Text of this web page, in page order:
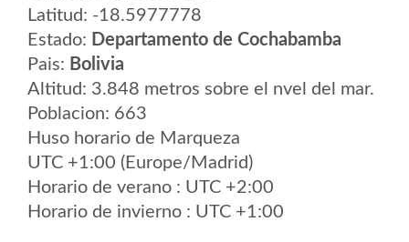
Latitud: -18.5977778
Estado: Departamento de Cochabamba
Pais: Bolivia
Altitud: 3.848 metros sobre el nvel del mar.
Poblacion: 663
Huso horario de Marqueza
UTC +1:00 (Europe/Madrid)
Horario de verano : UTC +2:00
Horario de invierno : UTC +1:00